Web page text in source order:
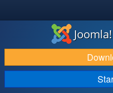
DOWNLOAD & BREID UIT
ONTDEK & LEER
COMMUNITY & ONDERSTEUNING